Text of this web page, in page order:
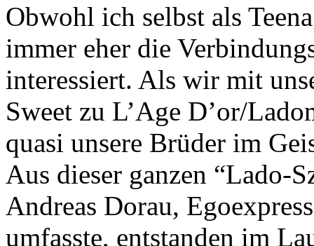
Obwohl ich selbst als
immer eher die
interessiert. Als wir mit
Sweet zu L’Age D’or/
quasi unsere Brüder im
Aus dieser ganzen “Lado-
Andreas Dorau,
umfasste, entstanden im